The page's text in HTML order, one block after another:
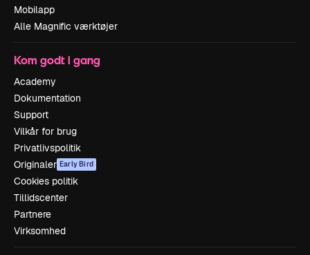
Mobilapp
Alle Magnific værktøjer
Kom godt i gang
Academy
Dokumentation
Support
Vilkår for brug
Privatlivspolitik
Originaler Early Bird
Cookies politik
Tillidscenter
Partnere
Virksomhed